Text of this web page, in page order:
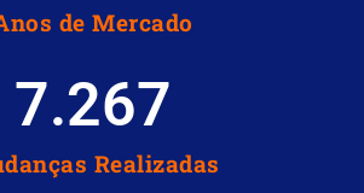
de Mercado
Realizadas
7.267